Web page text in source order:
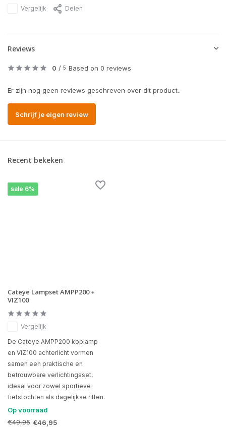
Vergelijk Delen
Reviews
0 / 5 Based on 0 reviews
Er zijn nog geen reviews geschreven over dit product..
Schrijf je eigen review
Recent bekeken
sale 6%
Cateye Lampset AMPP200 +
VIZ100
Vergelijk
De Cateye AMPP200 koplamp
en VIZ100 achterlicht vormen
samen een praktische en
betrouwbare verlichtingsset,
ideaal voor zowel sportieve
fietstochten als dagelijkse ritten.
Op voorraad
€49,95 €46,95